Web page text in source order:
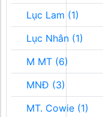
Lục Lam (1)
Lục Nhân (1)
M MT (6)
MNĐ (3)
MT. Cowie (1)